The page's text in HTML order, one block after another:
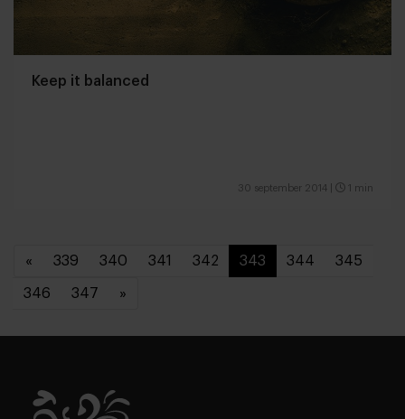
Keep it balanced
30 september 2014 1 min
« 339 340 341 342 343 344 345
346 347 »